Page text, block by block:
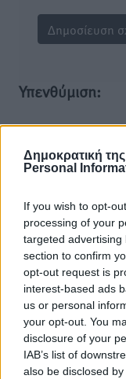
Δημοκρατική
Personal
If you wish to opt-
processing of your
targeted
section to confirm
opt-out request is
interest-based ads
us or personal
your opt-out. You
disclosure of your
IAB’s list of
also be disclosed
Υπενθύμιση:
Για την μερική
ιστοσελίδες
παρεχόμενου
o καιρός τώρα:
29°
αίθριος καιρός
55%
8km/h